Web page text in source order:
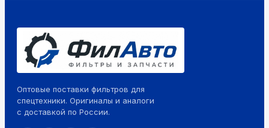
Оптовые поставки фильтров для
спецтехники. Оригиналы и аналоги
с доставкой по России.